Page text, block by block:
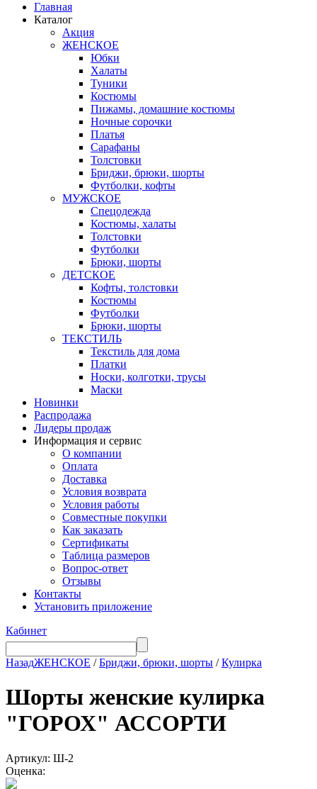
Главная
Каталог
Акция
ЖЕНСКОЕ
Юбки
Халаты
Туники
Костюмы
Пижамы, домашние костюмы
Ночные сорочки
Платья
Сарафаны
Толстовки
Бриджи, брюки, шорты
Футболки, кофты
МУЖСКОЕ
Спецодежда
Костюмы, халаты
Толстовки
Футболки
Брюки, шорты
ДЕТСКОЕ
Кофты, толстовки
Костюмы
Футболки
Брюки, шорты
ТЕКСТИЛЬ
Текстиль для дома
Платки
Носки, колготки, трусы
Маски
Новинки
Распродажа
Лидеры продаж
Информация и сервис
О компании
Оплата
Доставка
Условия возврата
Условия работы
Совместные покупки
Как заказать
Сертификаты
Таблица размеров
Вопрос-ответ
Отзывы
Контакты
Установить приложение
Кабинет
НазадЖЕНСКОЕ /Бриджи, брюки, шорты /Кулирка
Шорты женские кулирка
"ГОРОХ" АССОРТИ
Артикул: Ш-2
Оценка: